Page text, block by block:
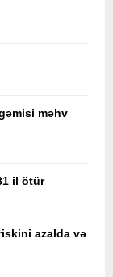
məhv
il ötür
azalda və